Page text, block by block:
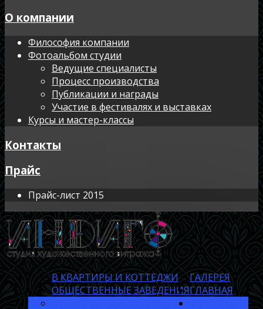
О компании
Философия компании
Фотоальбом студии
Ведущие специалисты
Процесс производства
Публикации и награды
Участие в фестивалях и выставках
Курсы и мастер-классы
Контакты
Прайс
Прайс-лист 2015
ГАЛЕРЕЯ
В КВАРТИРЫ И КОТТЕДЖИ
ОБЩЕСТВЕННЫЕ ЗАВЕДЕНИЯГЛАВНАЯ